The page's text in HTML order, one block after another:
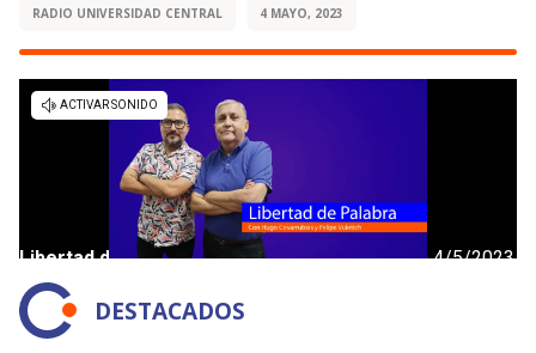
RADIO UNIVERSIDAD CENTRAL 4 MAYO, 2023
DESTACADOS